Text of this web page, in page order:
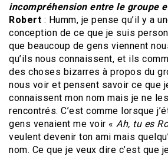
incompréhension entre le groupe
Robert : Humm, je pense qu’il y a
conception de ce que je suis
que beaucoup de gens viennent
qu’ils nous connaissent, et ils
des choses bizarres à propos du
nous voir et pensent savoir ce que
connaissent mon nom mais je ne
rencontrés. C’est comme lorsque
gens venaient me voir « Ah, tu es
veulent devenir ton ami mais
nom. Ce que je veux dire c’est que